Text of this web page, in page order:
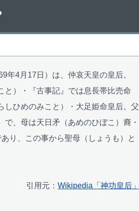
年4月17日）は、仲哀天皇の皇后。
と）・『古事記』では息長帯比売命
しひめのみこと）・大足姫命皇后。父
、母は天日矛（あめのひぼこ）裔・
り、この事から聖母（しょうも）と
引用元：Wikipedia「神功皇后」